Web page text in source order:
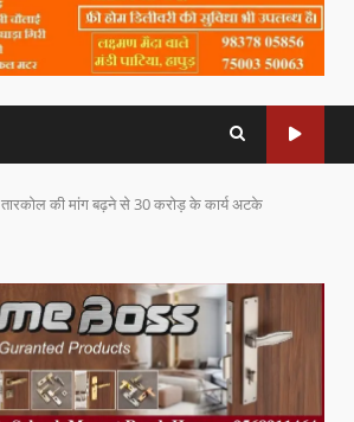
तारकोल की मांग बढ़ने से 30 करोड़ के कार्य अटके